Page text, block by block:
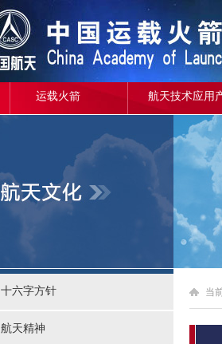
运载火箭 航天技术应用
十六字方针
航天精神
当